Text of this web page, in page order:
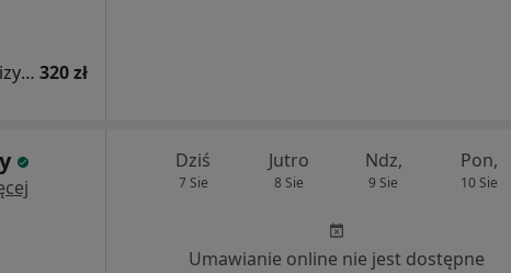
Konsultacja alergologiczna (kolejna wizyta) 320 zł
Dziś
7 Sie
Jutro
8 Sie
Ndz,
9 Sie
Pon,
10 Sie
Umawianie online nie jest dostępne